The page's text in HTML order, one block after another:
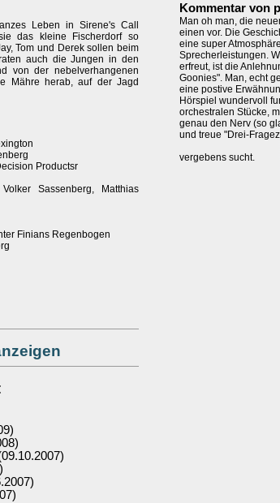
Leben in Sirene's Call
das kleine Fischerdorf so
Tom und Derek sollen beim
auch die Jungen in den
von der nebelverhangenen
Mähre herab, auf der Jagd
Productsr
Sassenberg, Matthias
Finians Regenbogen
Kommentar von
Man oh man, die
einen vor. Die
eine super
Sprecherleistungen.
erfreut, ist die
Goonies". Man, echt
eine postive
Hörspiel wundervoll
orchestralen Stücke,
genau den Nerv (so
und treue "Drei-
vergebens sucht.